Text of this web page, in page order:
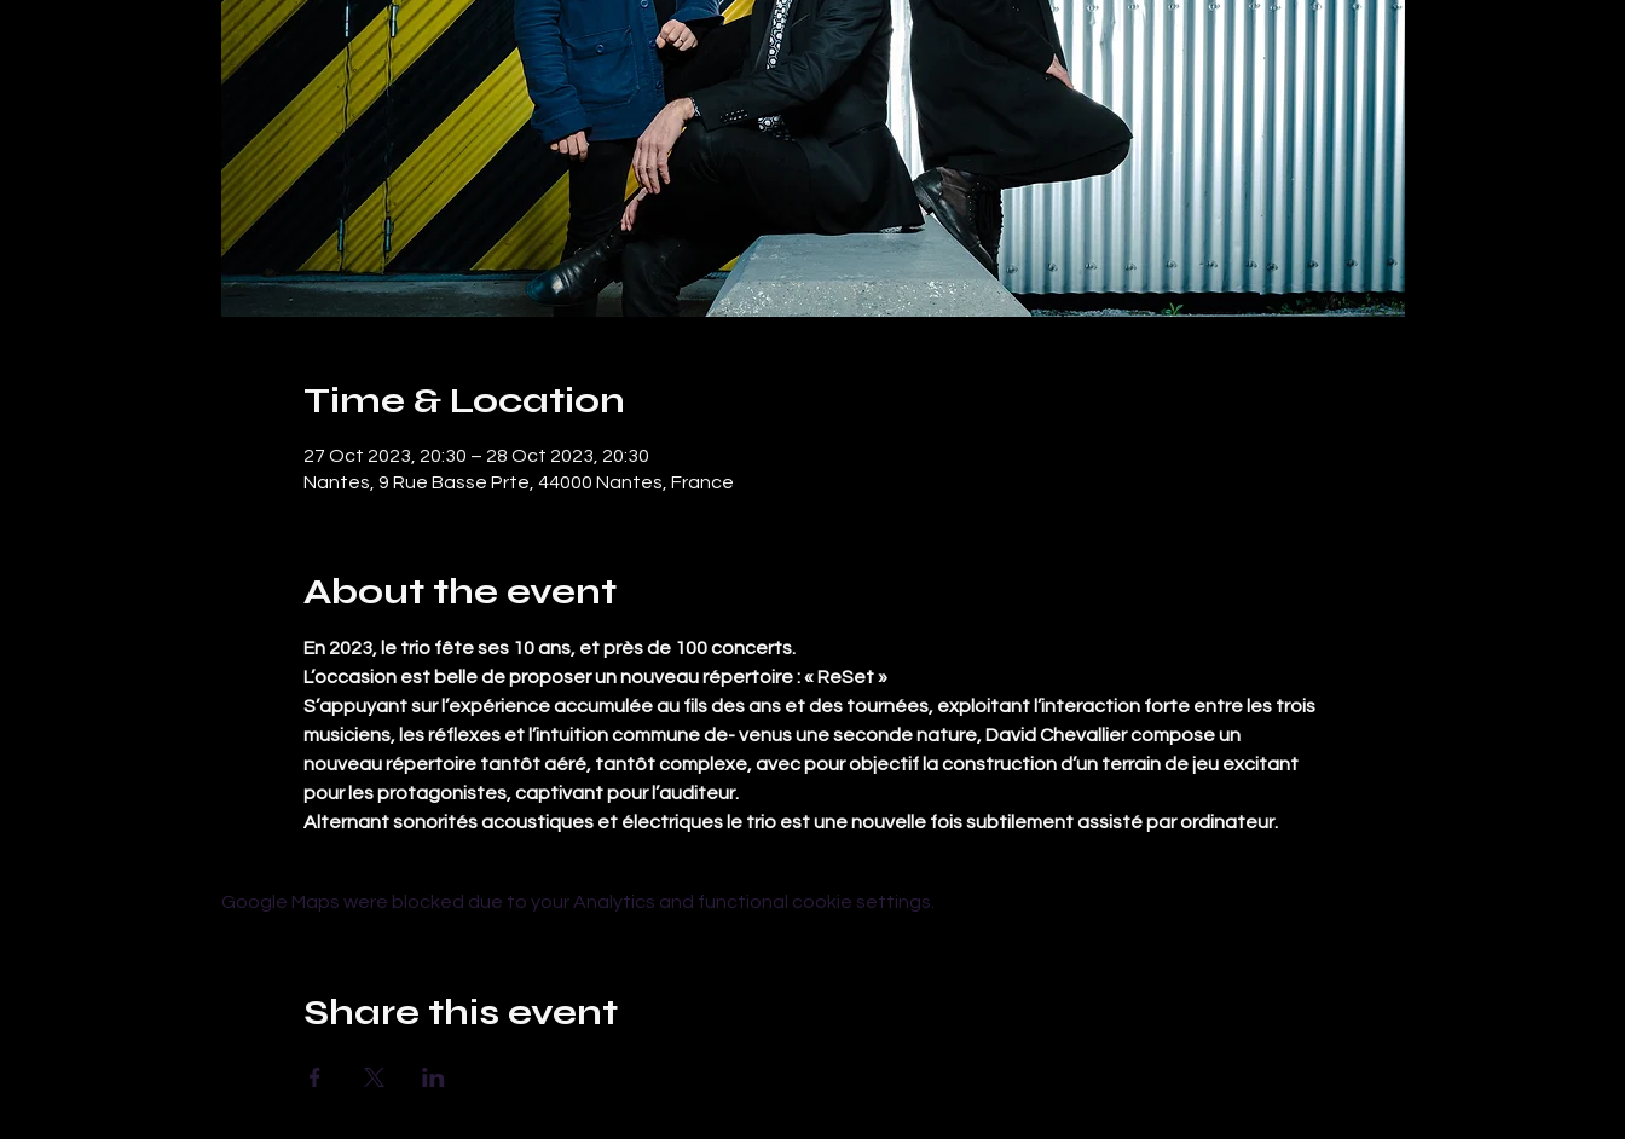
Time & Location
27 Oct 2023, 20:30 – 28 Oct 2023, 20:30
Nantes, 9 Rue Basse Prte, 44000 Nantes, France
About the event
En 2023, le trio fête ses 10 ans, et près de 100 concerts.
L’occasion est belle de proposer un nouveau répertoire : « ReSet »
S’appuyant sur l’expérience accumulée au fils des ans et des tournées, exploitant l’interaction forte entre les trois
musiciens, les réflexes et l’intuition commune de- venus une seconde nature, David Chevallier compose un
nouveau répertoire tantôt aéré, tantôt complexe, avec pour objectif la construction d’un terrain de jeu excitant
pour les protagonistes, captivant pour l’auditeur.
Alternant sonorités acoustiques et électriques le trio est une nouvelle fois subtilement assisté par ordinateur.
Google Maps were blocked due to your Analytics and functional cookie settings.
Share this event